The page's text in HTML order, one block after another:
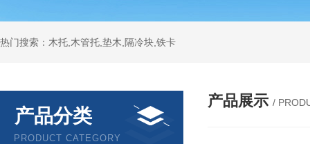
热门搜索：木托,木管托,垫木,隔冷块,铁卡
产品分类
PRODUCT CATEGORY
产品展示 /